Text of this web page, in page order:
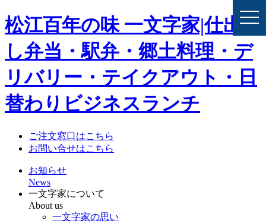
松江百年の味 一文字家|仕出
し弁当・駅弁・郷土料理・デ
リバリー・テイクアウト・日
替わりビジネスランチ
ご注文窓口はこちら
お問い合せはこちら
お知らせ
News
一文字家について
About us
一文字家の思い